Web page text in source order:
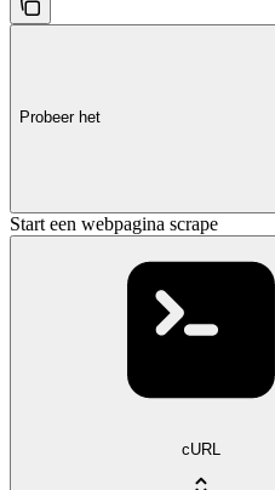
Probeer het
Start een webpagina scrape
cURL